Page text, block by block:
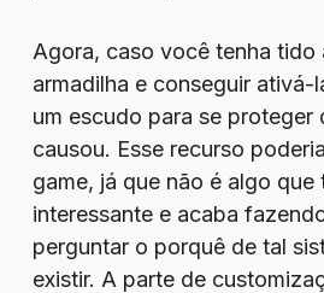
Agora, caso você tenha tido
armadilha e conseguir ativá-
um escudo para se proteger
causou. Esse recurso
game, já que não é algo que
interessante e acaba
perguntar o porquê de tal
existir. A parte de